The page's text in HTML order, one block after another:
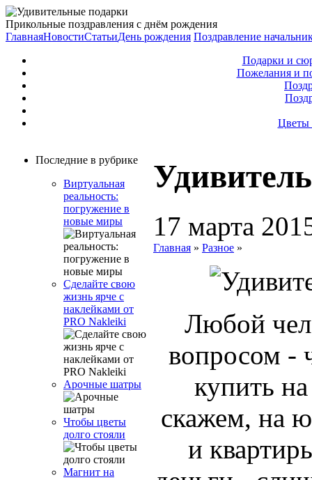
Прикольные поздравления с днём рождения
ГлавнаяНовостиСтатьиДень рождения Поздравление
Подарки и
Пожелания и
Цветы
Последние в рубрике
Виртуальная
реальность:
погружение в
новые миры
Сделайте свою
жизнь ярче с
наклейками от
PRO Nakleiki
Арочные шатры
Чтобы цветы
долго стояли
Магнит на
17 марта
Главная » Разное »
Любой
вопросом -
купить
скажем, на
и